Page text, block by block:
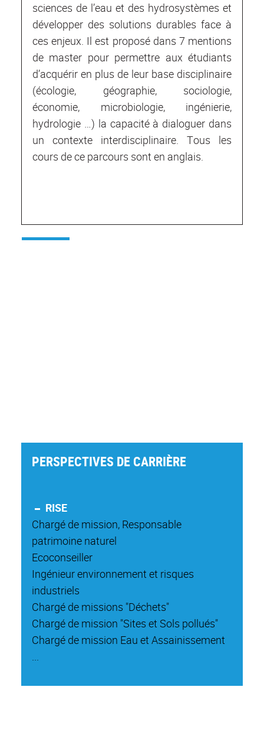
sciences de l’eau et des hydrosystèmes et
développer des solutions durables face à
ces enjeux. Il est proposé dans 7 mentions
de master pour permettre aux étudiants
d’acquérir en plus de leur base disciplinaire
(écologie, géographie, sociologie,
économie, microbiologie, ingénierie,
hydrologie …) la capacité à dialoguer dans
un contexte interdisciplinaire. Tous les
cours de ce parcours sont en anglais.
PERSPECTIVES DE CARRIÈRE
RISE
Chargé de mission, Responsable
patrimoine naturel
Ecoconseiller
Ingénieur environnement et risques
industriels
Chargé de missions "Déchets"
Chargé de mission "Sites et Sols pollués"
Chargé de mission Eau et Assainissement
...